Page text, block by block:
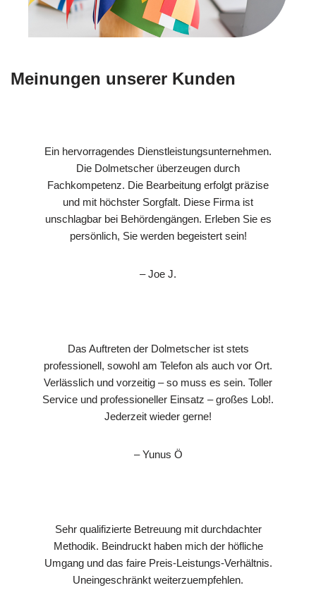
Meinungen unserer Kunden
Ein hervorragendes Dienstleistungsunternehmen.
Die Dolmetscher überzeugen durch
Fachkompetenz. Die Bearbeitung erfolgt präzise
und mit höchster Sorgfalt. Diese Firma ist
unschlagbar bei Behördengängen. Erleben Sie es
persönlich, Sie werden begeistert sein!
– Joe J.
Das Auftreten der Dolmetscher ist stets
professionell, sowohl am Telefon als auch vor Ort.
Verlässlich und vorzeitig – so muss es sein. Toller
Service und professioneller Einsatz – großes Lob!.
Jederzeit wieder gerne!
– Yunus Ö
Sehr qualifizierte Betreuung mit durchdachter
Methodik. Beindruckt haben mich der höfliche
Umgang und das faire Preis-Leistungs-Verhältnis.
Uneingeschränkt weiterzuempfehlen.